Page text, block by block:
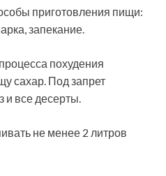
приготовления пищи:
запекание.
похудения
сахар. Под запрет
и все десерты.
не менее 2 литров